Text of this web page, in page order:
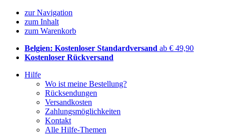
zur Navigation
zum Inhalt
zum Warenkorb
Belgien: Kostenloser Standardversand ab € 49,90
Kostenloser Rückversand
Hilfe
Wo ist meine Bestellung?
Rücksendungen
Versandkosten
Zahlungsmöglichkeiten
Kontakt
Alle Hilfe-Themen